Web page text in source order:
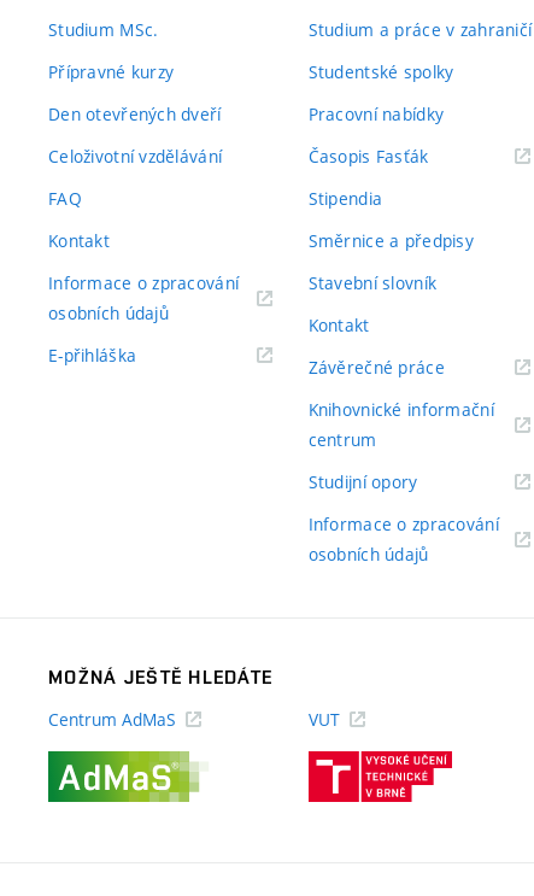
Studium MSc.
Přípravné kurzy
Den otevřených dveří
Celoživotní vzdělávání
FAQ
Kontakt
Informace o zpracování
osobních údajů(externí
E-přihláška
Studium a práce v zahraničí
Studentské spolky
Pracovní nabídky
Časopis Fasťák(externí
Stipendia
Směrnice a předpisy
Stavební slovník
Kontakt
Závěrečné práce(externí
Knihovnické informační
centrum
Studijní opory(externí
Informace o zpracování
osobních údajů(externí
MOŽNÁ JEŠTĚ HLEDÁTE
Centrum AdMaS
VUT
(externí